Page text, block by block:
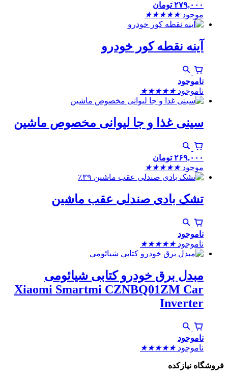
۲۷۹,۰۰۰ تومان
موجود ★
★
★
★
★
آینه نقطه کور خودرو
ناموجود
ناموجود ★
★
★
★
★
سینی غذا و جا لیوانی مخصوص ماشین
۲۶۹,۰۰۰ تومان
موجود ★
★
★
★
★
٪۳۹
تشک بادی صندلی عقب ماشین
ناموجود
ناموجود ★
★
★
★
★
مبدل برق خودرو کتابی شیائومی
Xiaomi Smartmi CZNBQ01ZM Car
Inverter
ناموجود
ناموجود ★
★
★
★
★
فروشگاه نیازکده